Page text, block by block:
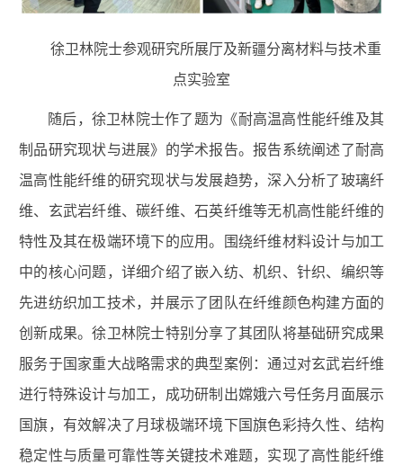
徐卫林院士参观研究所展厅及新疆分离材料与技术重
点实验室
随后，徐卫林院士作了题为《耐高温高性能纤维及其
制品研究现状与进展》的学术报告。报告系统阐述了耐高
温高性能纤维的研究现状与发展趋势，深入分析了玻璃纤
维、玄武岩纤维、碳纤维、石英纤维等无机高性能纤维的
特性及其在极端环境下的应用。围绕纤维材料设计与加工
中的核心问题，详细介绍了嵌入纺、机织、针织、编织等
先进纺织加工技术，并展示了团队在纤维颜色构建方面的
创新成果。徐卫林院士特别分享了其团队将基础研究成果
服务于国家重大战略需求的典型案例：通过对玄武岩纤维
进行特殊设计与加工，成功研制出嫦娥六号任务月面展示
国旗，有效解决了月球极端环境下国旗色彩持久性、结构
稳定性与质量可靠性等关键技术难题，实现了高性能纤维